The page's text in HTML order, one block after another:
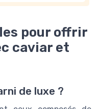
pour offrir
caviar et
de luxe ?